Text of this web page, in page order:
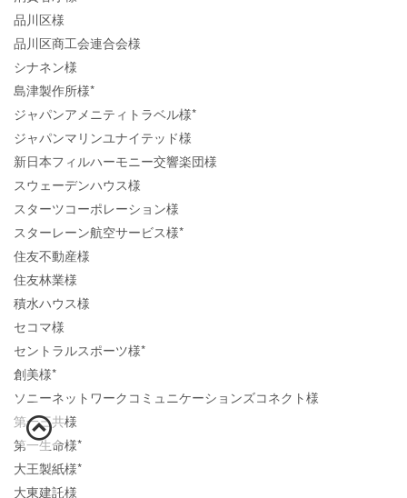
品川区様
品川区商工会連合会様
シナネン様
島津製作所様*
ジャパンアメニティトラベル様*
ジャパンマリンユナイテッド様
新日本フィルハーモニー交響楽団様
スウェーデンハウス様
スターツコーポレーション様
スターレーン航空サービス様*
住友不動産様
住友林業様
積水ハウス様
セコマ様
セントラルスポーツ様*
創美様*
ソニーネットワークコミュニケーションズコネクト様
第一三共様
第一生命様*
大王製紙様*
大東建託様